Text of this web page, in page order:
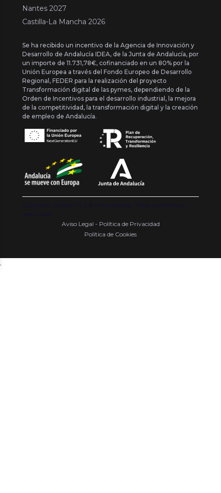
Nantes 2027
Castilla-La Mancha 2026
Se ha recibido un incentivo de la Agencia de Innovación y
Desarrollo de Andalucía IDEA, de la Junta de Andalucía, por
un importe de 11.731,78€, cofinanciado en un 80% por la
Unión Europea a través del Fondo Europeo de Desarrollo
Regional, FEDER para la realización del proyecto
Transformación digital de las pymes, dependiendo de la
Orden de Incentivos para el desarrollo industrial, la mejora
de la competitividad, la transformación digital y la creación
de empleo de Andalucía.
Copyright {{ date('Y') }} ® Franquishop. Todos los derechos
reservados
Aviso Legal - Política de Privacidad
Política de Cookies
.